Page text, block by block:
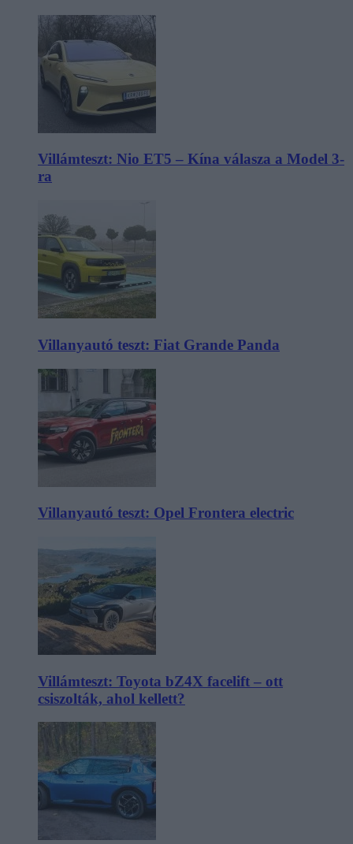
Villámteszt: Nio ET5 – Kína válasza a Model 3-
ra
Villanyautó teszt: Fiat Grande Panda
Villanyautó teszt: Opel Frontera electric
Villámteszt: Toyota bZ4X facelift – ott
csiszolták, ahol kellett?